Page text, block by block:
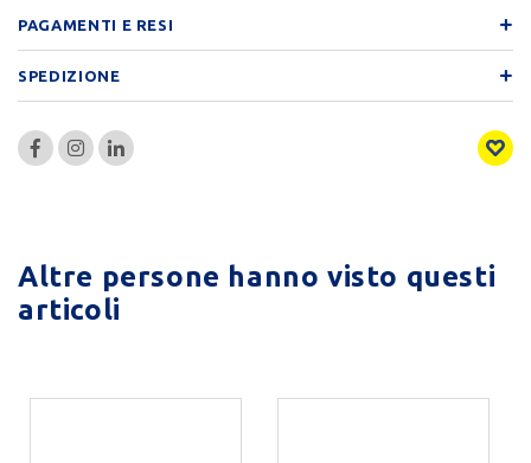
PAGAMENTI E RESI
SPEDIZIONE
Altre persone hanno visto questi
articoli